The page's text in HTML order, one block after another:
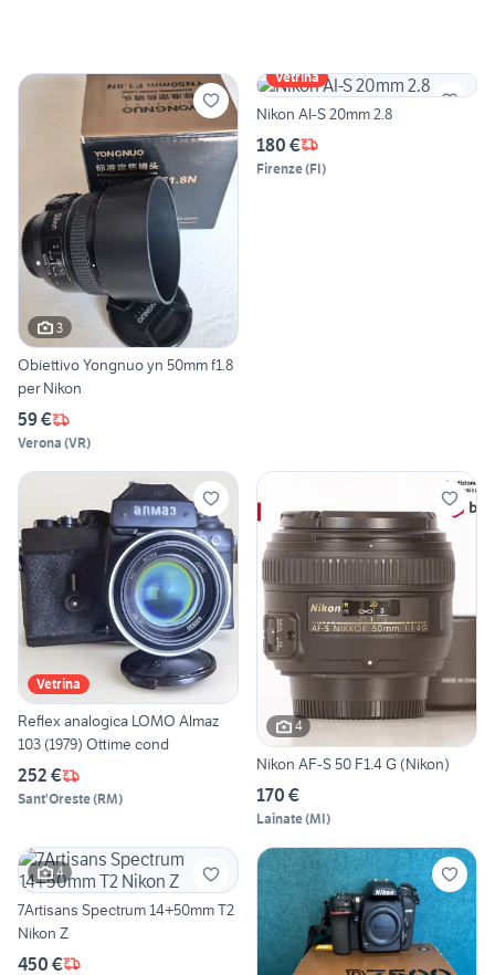
3
Obiettivo Yongnuo yn 50mm f1.8
per Nikon
59 €
Verona (VR)
Vetrina
Nikon AI-S 20mm 2.8
180 €
Firenze(FI)
Vetrina
Reflex analogica LOMO Almaz
103 (1979) Ottime cond
252 €
Sant'Oreste(RM)
4
Nikon AF-S 50 F1.4 G (Nikon)
170 €
Lainate(MI)
4
7Artisans Spectrum 14+50mm T2
Nikon Z
450 €